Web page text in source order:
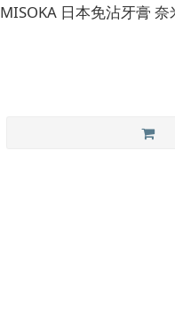
MISOKA 日本免沾牙膏